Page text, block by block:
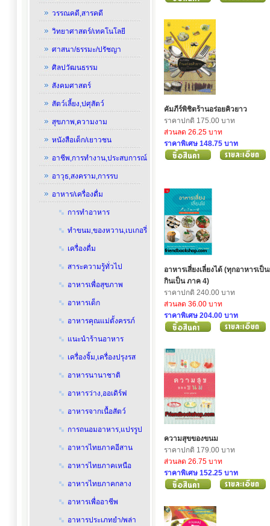
วรรณคดี,สารคดี
วิทยาศาสตร์/เทคโนโลยี
ศาสนา/ธรรมะ/ปรัชญา
ศิลปวัฒนธรรม
สังคมศาสตร์
สัตว์เลี้ยง,ปศุสัตว์
สุขภาพ,ความงาม
หนังสือเด็ก/เยาวชน
อาชีพ,การทำงาน,ประสบการณ์
อาวุธ,สงคราม,การรบ
อาหาร/เครื่องดื่ม
การทำอาหาร
ทำขนม,ของหวาน,เบเกอรี่
เครื่องดื่ม
สาระความรู้ทั่วไป
อาหารเพื่อสุขภาพ
อาหารเด็ก
อาหารคุณแม่ตั้งครรภ์
แนะนำร้านอาหาร
เครื่องจิ้ม,เครื่องปรุงรส
อาหารนานาชาติ
อาหารว่าง,ออเดิร์ฟ
อาหารจากเนื้อสัตว์
การถนอมอาหาร,แปรรูป
อาหารไทยภาคอีสาน
อาหารไทยภาคเหนือ
อาหารไทยภาคกลาง
อาหารเพื่ออาชีพ
อาหารประเภทยำ/พล่า
คัมภีร์พิชิตร้านอร่อยคิวยาว
ราคาปกติ 175.00 บาท
ส่วนลด 26.25 บาท
ราคาพิเศษ 148.75 บาท
อาหารเสี่ยงเลี่ยงได้ (ทุกอาหารเป็
กินเป็น ภาค 4)
ราคาปกติ 240.00 บาท
ส่วนลด 36.00 บาท
ราคาพิเศษ 204.00 บาท
ความสุขของขนม
ราคาปกติ 179.00 บาท
ส่วนลด 26.75 บาท
ราคาพิเศษ 152.25 บาท